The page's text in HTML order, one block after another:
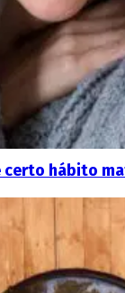
certo hábito